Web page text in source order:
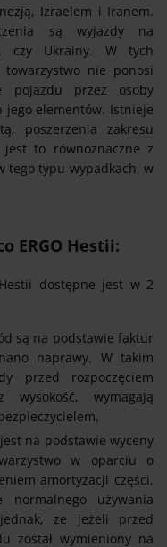
Izraelem i Iranem.
są wyjazdy na
czy Ukrainy. W tych
nie ponosi
pojazdu przez osoby
jego elementów. Istnieje
poszerzenia zakresu
to równoznaczne z
tego typu wypadkach, w
ERGO Hestii:
dostępne jest w 2
są na podstawie faktur
naprawy. W takim
przed rozpoczęciem
wymagają
na podstawie wyceny
w oparciu o
amortyzacji części,
używania
ze jeżeli przed
został wymieniony na